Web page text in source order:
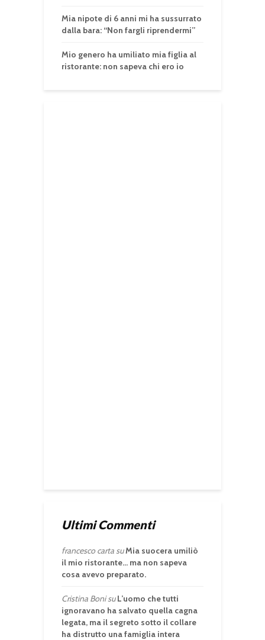
Mia nipote di 6 anni mi ha sussurrato
dalla bara: “Non fargli riprendermi”
Mio genero ha umiliato mia figlia al
ristorante: non sapeva chi ero io
Ultimi Commenti
francesco cartasuMia suocera umiliò
il mio ristorante… ma non sapeva
cosa avevo preparato.
Cristina BonisuL’uomo che tutti
ignoravano ha salvato quella cagna
legata, ma il segreto sotto il collare
ha distrutto una famiglia intera